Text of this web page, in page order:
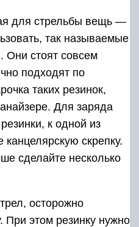
для стрельбы вещь —
так называемые
Они стоят совсем
подходят по
таких резинок,
Для заряда
к одной из
канцелярскую скрепку.
сделайте несколько
осторожно
При этом резинку нужно